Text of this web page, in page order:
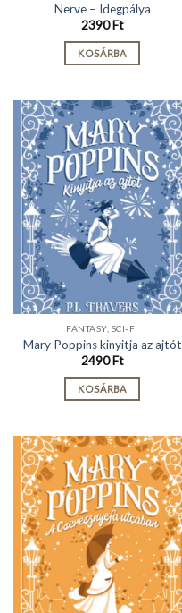
Nerve – Idegpálya
2390Ft
KOSÁRBA
FANTASY, SCI-FI
Mary Poppins kinyitja az ajtót
2490Ft
KOSÁRBA